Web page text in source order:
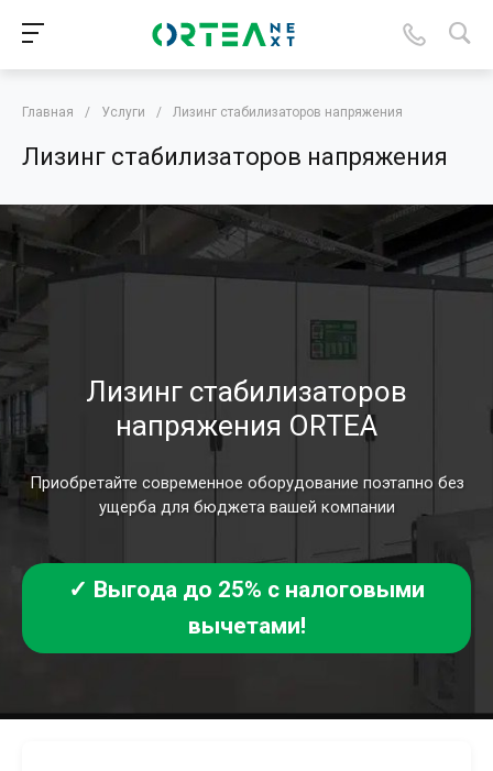
Главная / Услуги / Лизинг стабилизаторов напряжения
Лизинг стабилизаторов напряжения
Лизинг стабилизаторов
напряжения ORTEA
Приобретайте современное оборудование поэтапно без
ущерба для бюджета вашей компании
✓ Выгода до 25% с налоговыми
вычетами!